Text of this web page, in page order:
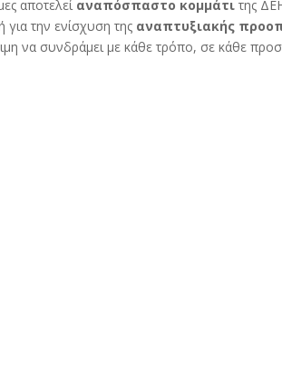
αποτελεί αναπόσπαστο κομμάτι της
για την ενίσχυση της αναπτυξιακής
να συνδράμει με κάθε τρόπο, σε κάθε